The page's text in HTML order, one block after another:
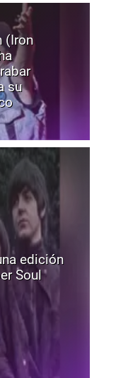
(Iron
su
edición
Soul